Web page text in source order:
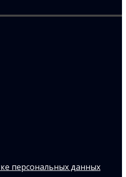
персональных данных